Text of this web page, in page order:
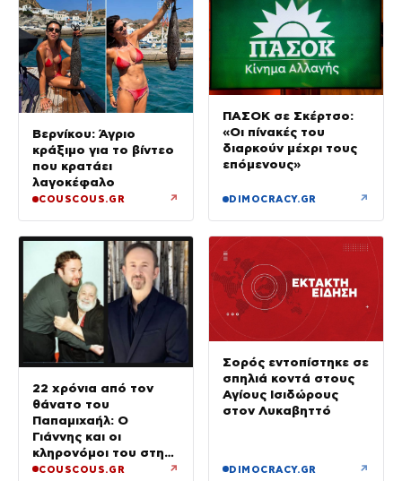
Βερνίκου: Άγριο
κράξιμο για το βίντεο
που κρατάει
λαγοκέφαλο
COUSCOUS.GR ↗
ΠΑΣΟΚ σε Σκέρτσο:
«Οι πίνακές του
διαρκούν μέχρι τους
επόμενους»
DIMOCRACY.GR ↗
22 χρόνια από τον
θάνατο του
Παπαμιχαήλ: Ο
Γιάννης και οι
κληρονόμοι του στη
διαθήκη
COUSCOUS.GR ↗
Σορός εντοπίστηκε σε
σπηλιά κοντά στους
Αγίους Ισιδώρους
στον Λυκαβηττό
DIMOCRACY.GR ↗